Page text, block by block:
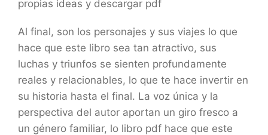
propias ideas y descargar pdf
Al final, son los personajes y sus viajes lo que
hace que este libro sea tan atractivo, sus
luchas y triunfos se sienten profundamente
reales y relacionables, lo que te hace invertir en
su historia hasta el final. La voz única y la
perspectiva del autor aportan un giro fresco a
un género familiar, lo libro pdf hace que este